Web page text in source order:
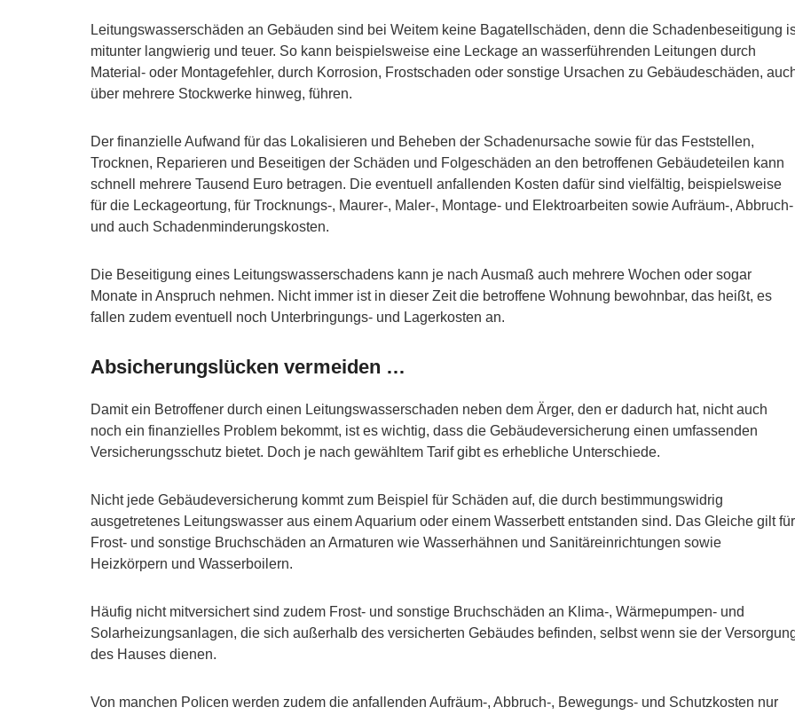
Leitungswasserschäden an Gebäuden sind bei Weitem keine Bagatellschäden, denn die Schadenbeseitigung
mitunter langwierig und teuer. So kann beispielsweise eine Leckage an wasserführenden Leitungen durch
Material- oder Montagefehler, durch Korrosion, Frostschaden oder sonstige Ursachen zu Gebäudeschäden,
über mehrere Stockwerke hinweg, führen.
Der finanzielle Aufwand für das Lokalisieren und Beheben der Schadenursache sowie für das Feststellen,
Trocknen, Reparieren und Beseitigen der Schäden und Folgeschäden an den betroffenen Gebäudeteilen kann
schnell mehrere Tausend Euro betragen. Die eventuell anfallenden Kosten dafür sind vielfältig, beispielsweise
für die Leckageortung, für Trocknungs-, Maurer-, Maler-, Montage- und Elektroarbeiten sowie Aufräum-, Abbruch-
und auch Schadenminderungskosten.
Die Beseitigung eines Leitungswasserschadens kann je nach Ausmaß auch mehrere Wochen oder sogar
Monate in Anspruch nehmen. Nicht immer ist in dieser Zeit die betroffene Wohnung bewohnbar, das heißt, es
fallen zudem eventuell noch Unterbringungs- und Lagerkosten an.
Absicherungslücken vermeiden …
Damit ein Betroffener durch einen Leitungswasserschaden neben dem Ärger, den er dadurch hat, nicht auch
noch ein finanzielles Problem bekommt, ist es wichtig, dass die Gebäudeversicherung einen umfassenden
Versicherungsschutz bietet. Doch je nach gewähltem Tarif gibt es erhebliche Unterschiede.
Nicht jede Gebäudeversicherung kommt zum Beispiel für Schäden auf, die durch bestimmungswidrig
ausgetretenes Leitungswasser aus einem Aquarium oder einem Wasserbett entstanden sind. Das Gleiche gilt für
Frost- und sonstige Bruchschäden an Armaturen wie Wasserhähnen und Sanitäreinrichtungen sowie
Heizkörpern und Wasserboilern.
Häufig nicht mitversichert sind zudem Frost- und sonstige Bruchschäden an Klima-, Wärmepumpen- und
Solarheizungsanlagen, die sich außerhalb des versicherten Gebäudes befinden, selbst wenn sie der
des Hauses dienen.
Von manchen Policen werden zudem die anfallenden Aufräum-, Abbruch-, Bewegungs- und Schutzkosten nur